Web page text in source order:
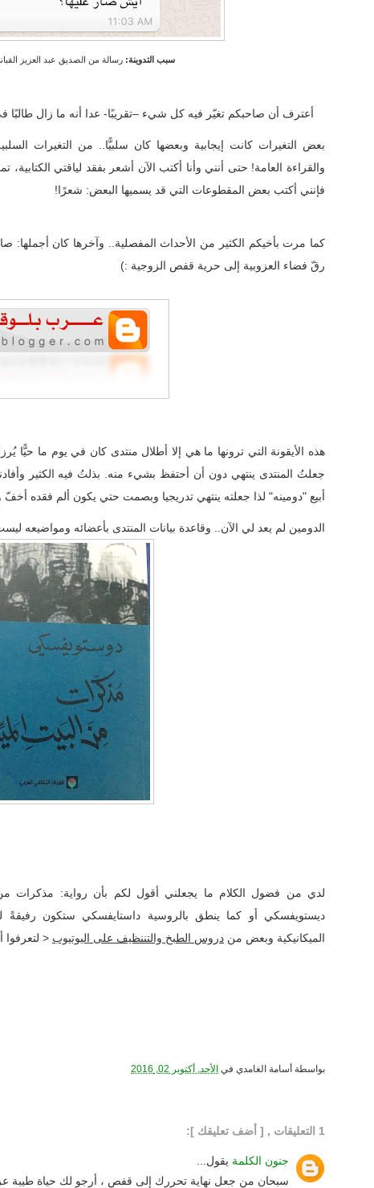
سبب التدوينة: رسالة من الصديق عبد العزيز
أعترف أن صاحبكم تغيّر فيه كل شيء –تقريبًا- عدا أنه ما زال طالبًا
بعض التغيرات كانت إيجابية وبعضها كان سلبيًّا.. من التغيرات
والقراءة العامة! حتى أنني وأنا أكتب الآن أشعر بفقد لياقتي
فإنني أكتب بعض المقطوعات التي قد يسميها البعض: شعرًا!
كما مرت بأخيكم الكثير من الأحداث المفصلية.. وآخرها كان أجملها:
رقّ فضاء العزوبية إلى حرية قفص الزوجية :)
هذه الأيقونة التي ترونها ما هي إلا أطلال منتدى كان في يوم ما
جعلتُ المنتدى ينتهي دون أن أحتفظ بشيء منه. بذلتُ فيه الكثير
أبيع "دومينه" لذا جعلته ينتهي تدريجيا وبصمت حتي يكون ألم فقده
الدومين لم يعد لي الآن.. وقاعدة بيانات المنتدى بأعضائه ومواضيعه
لدي من فضول الكلام ما يجعلني أقول لكم بأن رواية: مذكرات
ديستويفسكي أو كما ينطق بالروسية داستايفسكي ستكون رفيقةً
الميكانيكية وبعض من دروس الطبخ والتننظيف على اليوتيوب < لتعرفوا
بواسطة أسامة الغامدي في الأحد, أكتوبر 02, 2016
1 التعليقات , [ أضف تعليقك ]:
جنون الكلمة يقول...
سبحان من جعل نهاية تحررك إلى قفص ، أرجو لك حياة طيبة